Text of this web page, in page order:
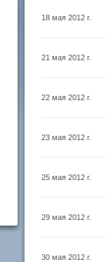
18 мая 2012 г.
21 мая 2012 г.
22 мая 2012 г.
23 мая 2012 г.
25 мая 2012 г.
29 мая 2012 г.
30 мая 2012 г.